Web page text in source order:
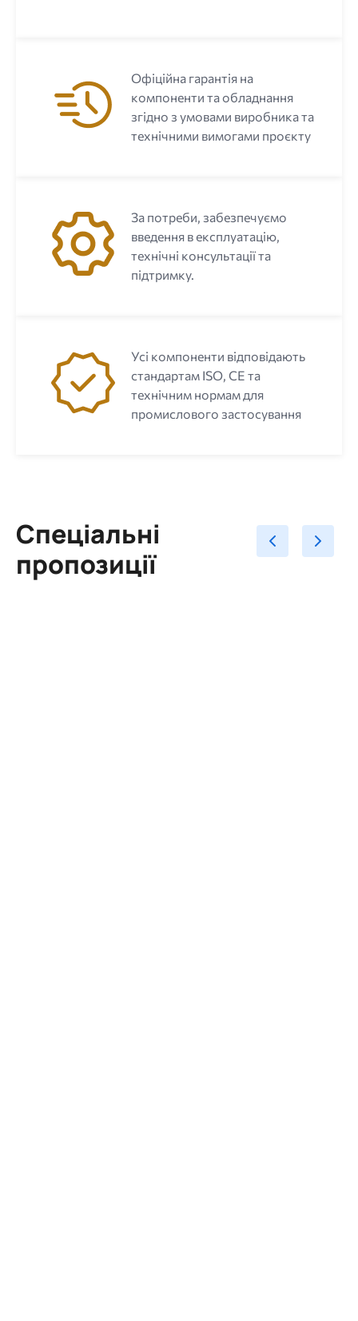
Офіційна гарантія на
компоненти та обладнання
згідно з умовами виробника та
технічними вимогами проєкту
За потреби, забезпечуємо
введення в експлуатацію,
технічні консультації та
підтримку.
Усі компоненти відповідають
стандартам ISO, CE та
технічним нормам для
промислового застосування
Спеціальні
пропозиції